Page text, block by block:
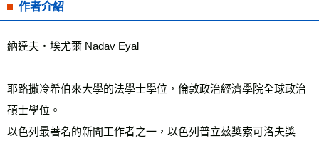
作者介紹
納達夫‧埃尤爾 Nadav Eyal
耶路撒冷希伯來大學的法學士學位，倫敦政治經濟學院全球政治
碩士學位。
以色列最著名的新聞工作者之一，以色列普立茲獎索可洛夫獎